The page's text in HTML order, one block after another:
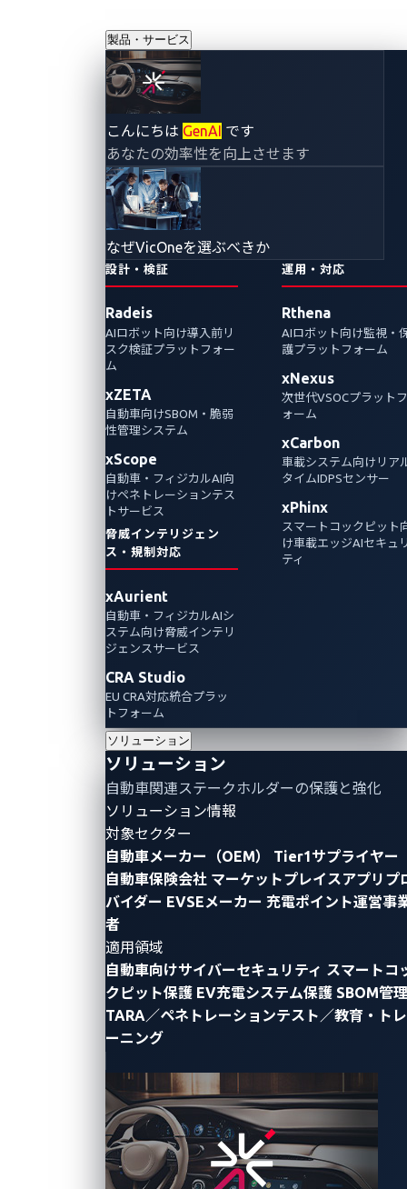
製品・サービス
こんにちは GenAI です
あなたの効率性を向上させます
なぜVicOneを選ぶべきか
設計・検証
Radeis
AIロボット向け導入前リ
スク検証プラットフォー
ム
xZETA
自動車向けSBOM・脆弱
性管理システム
xScope
自動車・フィジカルAI向
けペネトレーションテス
トサービス
脅威インテリジェン
ス・規制対応
xAurient
自動車・フィジカルAIシ
ステム向け脅威インテリ
ジェンスサービス
CRA Studio
EU CRA対応統合プラッ
トフォーム
運用・対応
Rthena
AIロボット向け監視・
護プラットフォーム
xNexus
次世代VSOCプラットフ
ォーム
xCarbon
車載システム向けリア
タイムIDPSセンサー
xPhinx
スマートコックピット
け車載エッジAIセキュ
ティ
ソリューション
ソリューション
自動車関連ステークホルダーの保護と強化
ソリューション情報
対象セクター
自動車メーカー（OEM）
Tier1サプライヤー
自動車保険会社 マーケットプレイスアプリプ
バイダー EVSEメーカー 充電ポイント運営事
者
適用領域
自動車向けサイバーセキュリティ スマートコ
クピット保護 EV充電システム保護 SBOM管理
TARA／ペネトレーションテスト／教育・トレ
ーニング